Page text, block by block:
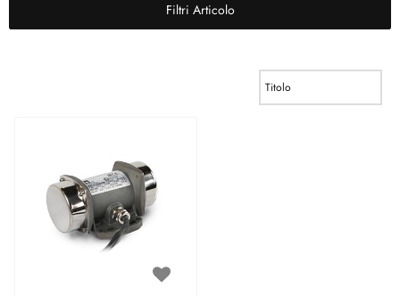
Filtri Articolo